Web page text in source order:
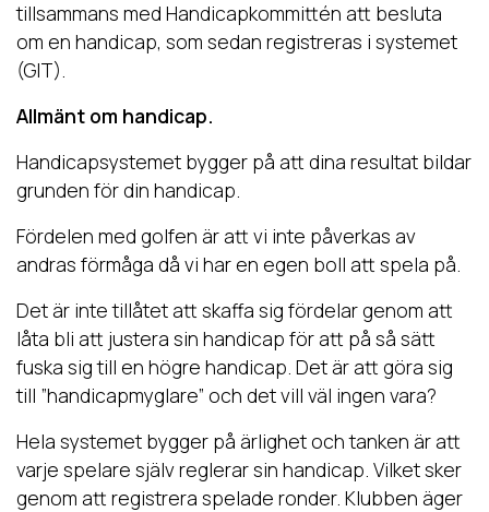
tillsammans med Handicapkommittén att besluta
om en handicap, som sedan registreras i systemet
(GIT).
Allmänt om handicap.
Handicapsystemet bygger på att dina resultat bildar
grunden för din handicap.
Fördelen med golfen är att vi inte påverkas av
andras förmåga då vi har en egen boll att spela på.
Det är inte tillåtet att skaffa sig fördelar genom att
låta bli att justera sin handicap för att på så sätt
fuska sig till en högre handicap. Det är att göra sig
till ”handicapmyglare” och det vill väl ingen vara?
Hela systemet bygger på ärlighet och tanken är att
varje spelare själv reglerar sin handicap. Vilket sker
genom att registrera spelade ronder. Klubben äger